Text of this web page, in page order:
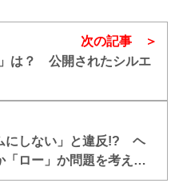
にしない」と違反!? ヘ
「ロー」か問題を考えて
次の記事
は？ 公開されたシルエ